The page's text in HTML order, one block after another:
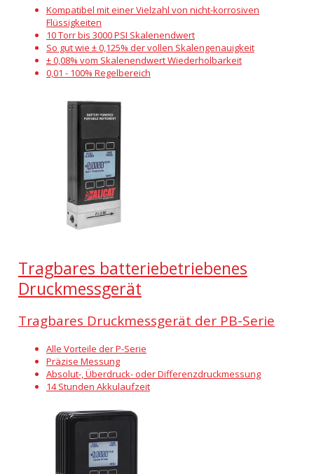
Kompatibel mit einer Vielzahl von nicht-korrosiven
Flüssigkeiten
10 Torr bis 3000 PSI Skalenendwert
So gut wie ± 0,125% der vollen Skalengenauigkeit
± 0,08% vom Skalenendwert Wiederholbarkeit
0,01 - 100% Regelbereich
Tragbares batteriebetriebenes
Druckmessgerät
Tragbares Druckmessgerät der PB-Serie
Alle Vorteile der P-Serie
Präzise Messung
Absolut-, Überdruck- oder Differenzdruckmessung
14 Stunden Akkulaufzeit